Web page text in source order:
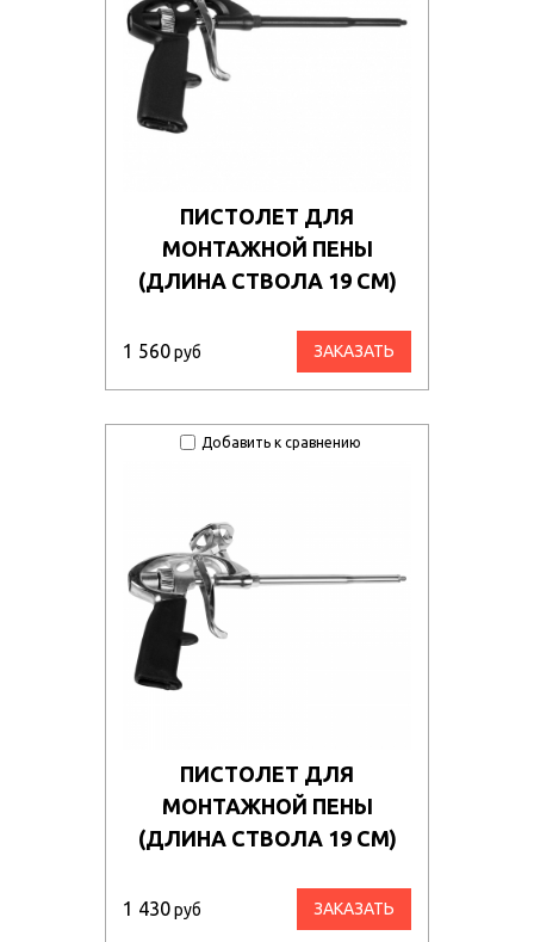
ПИСТОЛЕТ ДЛЯ
МОНТАЖНОЙ ПЕНЫ
(ДЛИНА СТВОЛА 19 СМ)
1 560руб ЗАКАЗАТЬ
Добавить к сравнению
ПИСТОЛЕТ ДЛЯ
МОНТАЖНОЙ ПЕНЫ
(ДЛИНА СТВОЛА 19 СМ)
1 430руб ЗАКАЗАТЬ